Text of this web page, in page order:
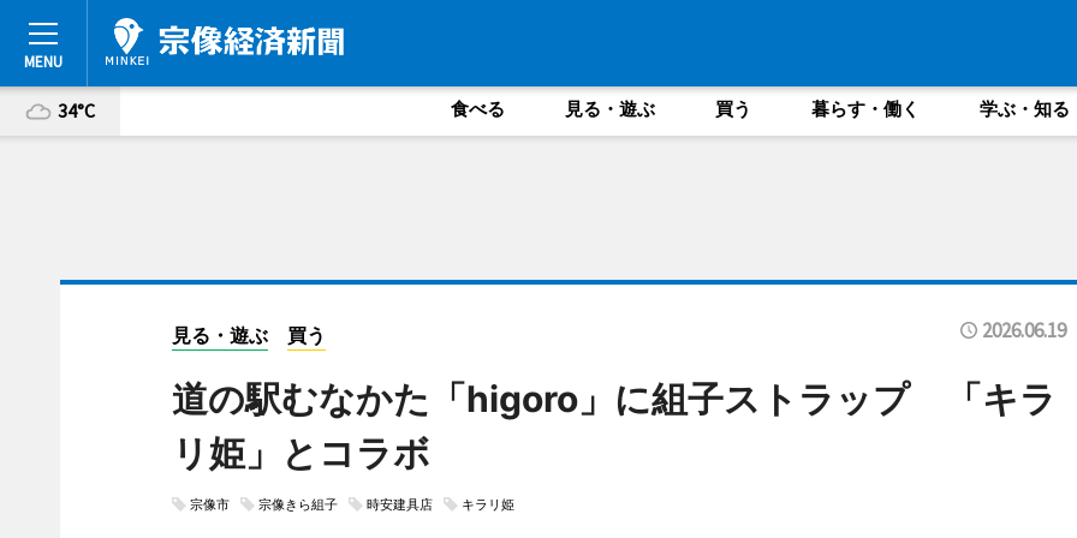
34°C 食べる 見る・遊ぶ 買う 暮らす・働く 学ぶ・知る
見る・遊ぶ 買う 2026.06.19
道の駅むなかた「higoro」に組子ストラップ 「キラ
リ姫」とコラボ
宗像市 宗像きら組子 時安建具店 キラリ姫